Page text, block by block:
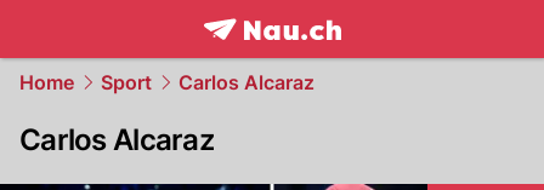
frontpage.NAU.ch
Home Sport Carlos Alcaraz
Carlos Alcaraz